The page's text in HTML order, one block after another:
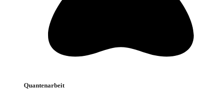
Quantenarbeit